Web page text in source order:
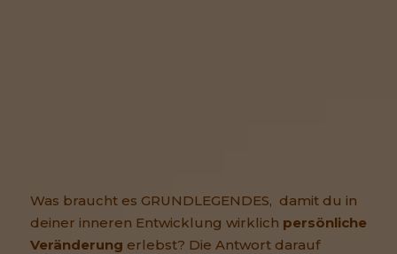
Was braucht es GRUNDLEGENDES, damit du in
deiner inneren Entwicklung wirklich persönliche
Veränderung erlebst? Die Antwort darauf